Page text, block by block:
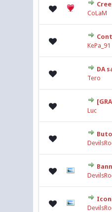
CoLaM
KePa_91
DA
Tero
Luc